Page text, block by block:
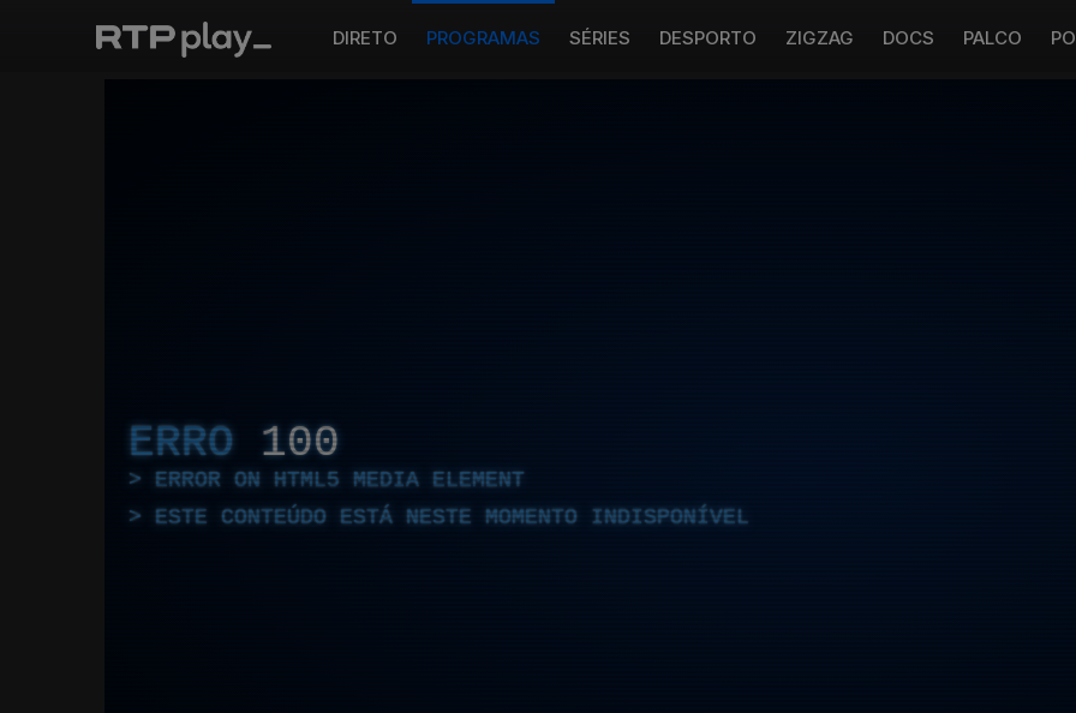
DIRETO PROGRAMAS SÉRIES DESPORTO ZIGZAG DOCS PALCO
ERRO 100
ERROR ON HTML5 MEDIA ELEMENT
ESTE CONTEÚDO ESTÁ NESTE MOMENTO INDISPONÍVEL